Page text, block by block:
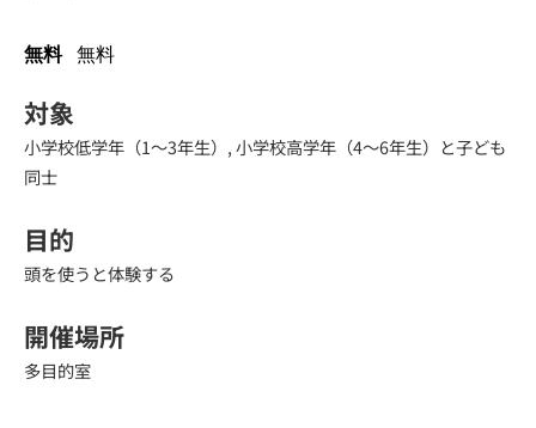
無料 無料
対象
小学校低学年（1～3年生）, 小学校高学年（4～6年生）と子ども
同士
目的
頭を使うと体験する
開催場所
多目的室